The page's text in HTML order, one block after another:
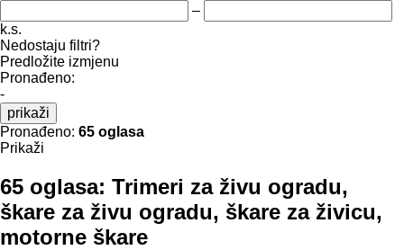
–
k.s.
Nedostaju filtri?
Predložite izmjenu
Pronađeno:
-
prikaži
Pronađeno: 65 oglasa
Prikaži
65 oglasa: Trimeri za živu ogradu,
škare za živu ogradu, škare za živicu,
motorne škare